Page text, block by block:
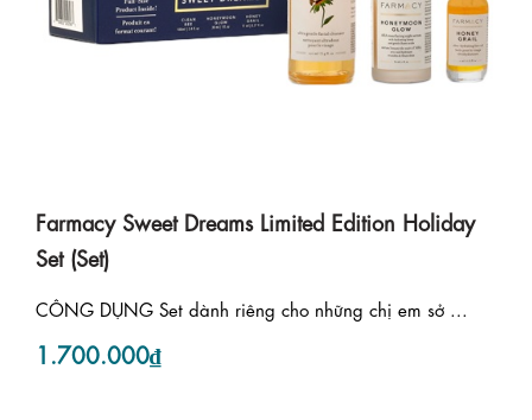
Farmacy Sweet Dreams Limited Edition Holiday
Set (Set)
CÔNG DỤNG Set dành riêng cho những chị em sở ...
1.700.000₫